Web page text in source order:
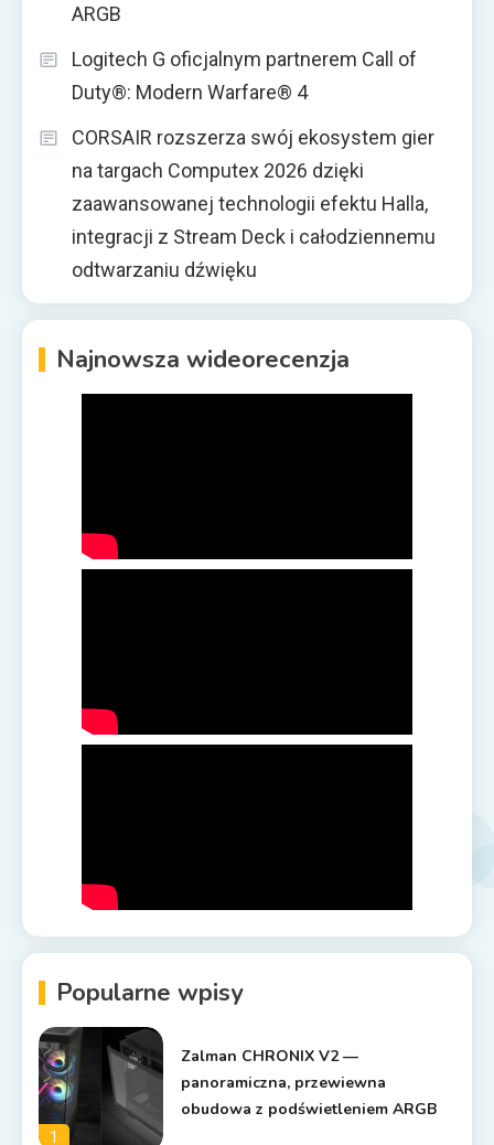
ARGB
Logitech G oficjalnym partnerem Call of
Duty®: Modern Warfare® 4
CORSAIR rozszerza swój ekosystem gier
na targach Computex 2026 dzięki
zaawansowanej technologii efektu Halla,
integracji z Stream Deck i całodziennemu
odtwarzaniu dźwięku
Najnowsza wideorecenzja
Popularne wpisy
1
Zalman CHRONIX V2 —
panoramiczna, przewiewna
obudowa z podświetleniem ARGB